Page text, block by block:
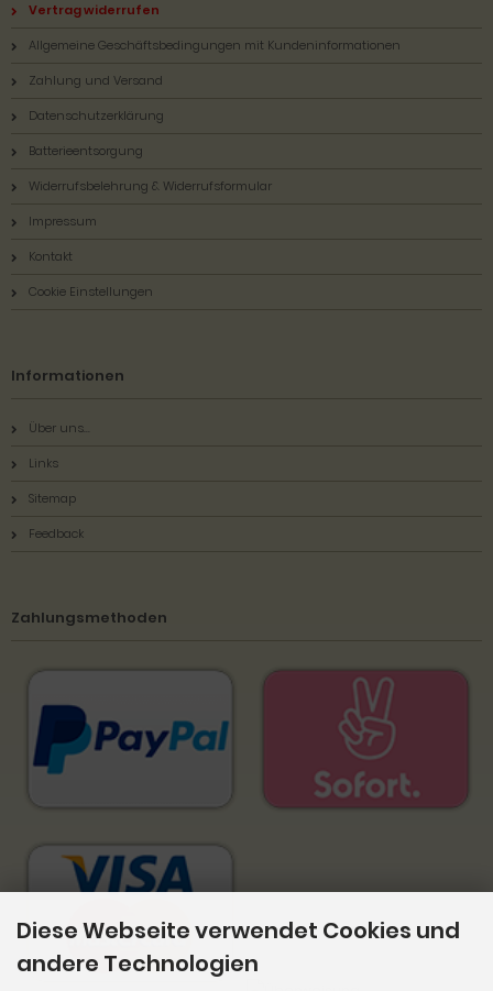
Vertrag widerrufen
Allgemeine Geschäftsbedingungen mit Kundeninformationen
Zahlung und Versand
Datenschutzerklärung
Batterieentsorgung
Widerrufsbelehrung & Widerrufsformular
Impressum
Kontakt
Cookie Einstellungen
Informationen
Über uns...
Links
Sitemap
Feedback
Zahlungsmethoden
Diese Webseite verwendet Cookies und
andere Technologien